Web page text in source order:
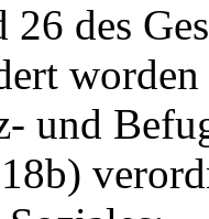
26 des
und